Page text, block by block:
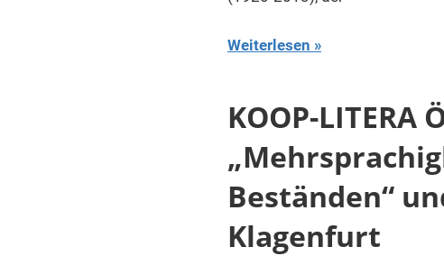
Weiterlesen
KOOP-
Beständen“
Klagenfurt